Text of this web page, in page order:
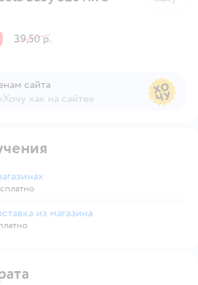
39,50 р.
сайта
как на сайте»
из магазина